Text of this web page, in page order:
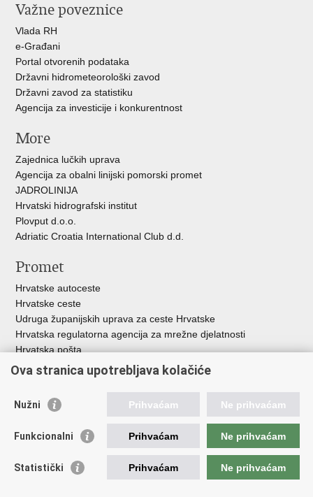
Facebooku
Twitteru
Važne poveznice
Vlada RH
e-Građani
Portal otvorenih podataka
Državni hidrometeorološki zavod
Državni zavod za statistiku
Agencija za investicije i konkurentnost
More
Zajednica lučkih uprava
Agencija za obalni linijski pomorski promet
JADROLINIJA
Hrvatski hidrografski institut
Plovput d.o.o.
Adriatic Croatia International Club d.d.
Promet
Hrvatske autoceste
Hrvatske ceste
Udruga županijskih uprava za ceste Hrvatske
Hrvatska regulatorna agencija za mrežne djelatnosti
Hrvatska pošta
HŽ Infrastruktura d.o.o.
HŽ putnički prijevoz
Agencija za regulaciju tržišta željezničkih usluga
Agencija za sigurnost željezničkog prometa
Međunarodna zračna luka Zagreb - Franjo Tuđman
Hrvatska agencija za civilno zrakoplovstvo
Ova stranica upotrebljava kolačiće
Nužni Prihvaćam Ne prihvaćam
Funkcionalni Prihvaćam Ne prihvaćam
Statistički Prihvaćam Ne prihvaćam